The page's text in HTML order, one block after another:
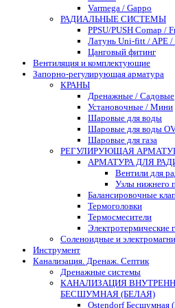
Varmega / Gappo
РАДИАЛЬНЫЕ СИСТЕМЫ
PPSU/PUSH Comap /
Латунь Uni-fitt / APE
Цанговый фитинг
Вентиляция и комплектующие
Запорно-регулирующая арматура
КРАНЫ
Дренажные / Садовые
Установочные / Мини
Шаровые для воды
Шаровые для воды
Шаровые для газа
РЕГУЛИРУЮЩАЯ
АРМАТУРА ДЛЯ
Вентили для
Узлы нижнего
Балансировочные
Термоголовки
Термосмесители
Электротермические
Соленоидные и
Инструмент
Канализация. Дренаж. Септик
Дренажные системы
КАНАЛИЗАЦИЯ
БЕСШУМНАЯ (БЕЛАЯ)
Ostendorf